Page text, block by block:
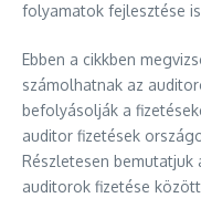
folyamatok fejlesztése
Ebben a cikkben
számolhatnak az
befolyásolják a
auditor fizetések
Részletesen
auditorok fizetése